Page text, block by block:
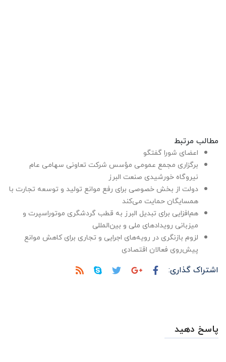
مطالب مرتبط
اعضای شورا گفتگو
برگزاری مجمع عمومی مؤسس شرکت تعاونی سهامی عام
نیروگاه خورشیدی صنعت البرز
دولت از بخش خصوصی برای رفع موانع تولید و توسعه تجارت با
همسایگان حمایت می‌کند
هم‌افزایی برای تبدیل البرز به قطب گردشگری موتوراسپرت و
میزبانی رویدادهای ملی و بین‌المللی
لزوم بازنگری در رویه‌های اجرایی و تجاری برای کاهش موانع
پیش‌روی فعالان اقتصادی
اشتراک گذاری:
پاسخ دهید